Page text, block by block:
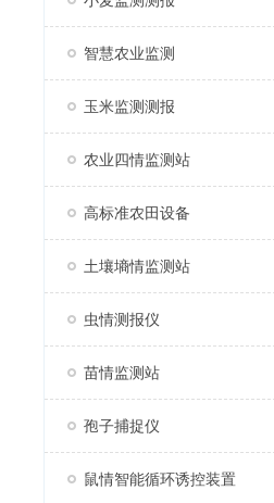
智慧农业监测
玉米监测测报
农业四情监测站
高标准农田设备
土壤墒情监测站
虫情测报仪
苗情监测站
孢子捕捉仪
鼠情智能循环诱控装置